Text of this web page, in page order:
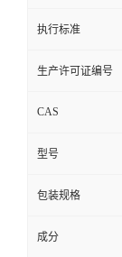
执行标准
生产许可证编号
CAS
型号
包装规格
成分